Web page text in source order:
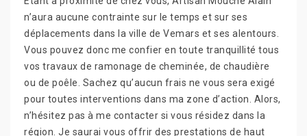
n’aura aucune contrainte sur le temps et sur ses
déplacements dans la ville de Vemars et ses alentours.
Vous pouvez donc me confier en toute tranquillité tous
vos travaux de ramonage de cheminée, de chaudière
ou de poêle. Sachez qu’aucun frais ne vous sera exigé
pour toutes interventions dans ma zone d’action. Alors,
n’hésitez pas à me contacter si vous résidez dans la
région. Je saurai vous offrir des prestations de haut